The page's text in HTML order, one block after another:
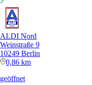
ALDI Nord
Weinstraße 9
10249 Berlin
0,86 km
geöffnet